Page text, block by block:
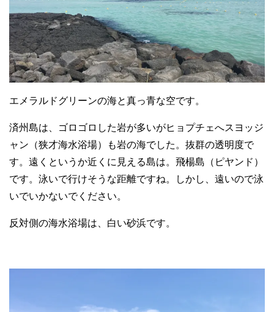
エメラルドグリーンの海と真っ青な空です。
済州島は、ゴロゴロした岩が多いがヒョプチェへスヨッジ
ャン（狭才海水浴場）も岩の海でした。抜群の透明度で
す。遠くというか近くに見える島は。飛楊島（ピヤンド）
です。泳いで行けそうな距離ですね。しかし、遠いので泳
いでいかないでください。
反対側の海水浴場は、白い砂浜です。